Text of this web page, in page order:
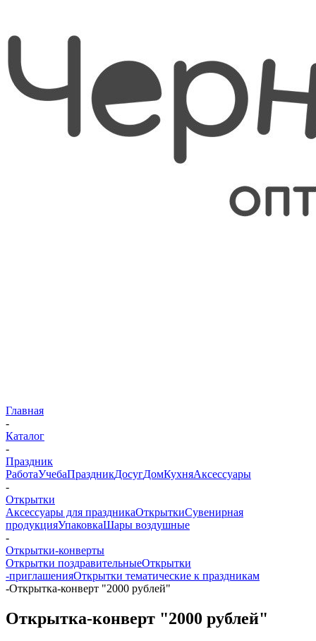
Главная
-
Каталог
-
Праздник
РаботаУчебаПраздникДосугДомКухняАксессуары
-
Открытки
Аксессуары для праздникаОткрыткиСувенирная
продукцияУпаковкаШары воздушные
-
Открытки-конверты
Открытки поздравительныеОткрытки
-приглашенияОткрытки тематические к праздникам
-Открытка-конверт "2000 рублей"
Открытка-конверт "2000 рублей"